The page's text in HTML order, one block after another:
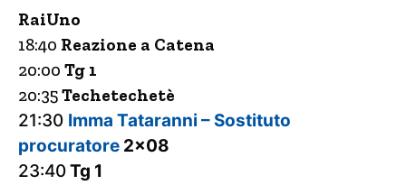
RaiUno
18:40 Reazione a Catena
20:00 Tg 1
20:35Techetechetè
21:30 Imma Tataranni – Sostituto
procuratore 2×08
23:40Tg 1